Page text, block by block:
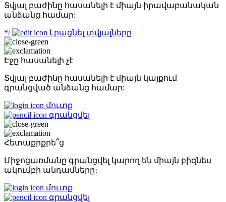
Տվյալ բաժինը հասանելի է միայն իրավաբանական
անձանց համար:
*/ Լրացնել տվյալները
Էջը հասանելի չէ
Տվյալ բաժինը հասանելի է միայն կայքում
գրանցված անձանց համար:
մուտք
գրանցվել
Հետաքրքրե՞ց
Միջոցառմանը գրանցվել կարող են միայն բիզնես
ակումբի անդամները։
մուտք
գրանցվել